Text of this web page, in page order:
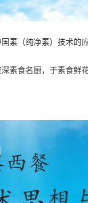
素（纯净素）技术的
素食名厨，于素食鲜